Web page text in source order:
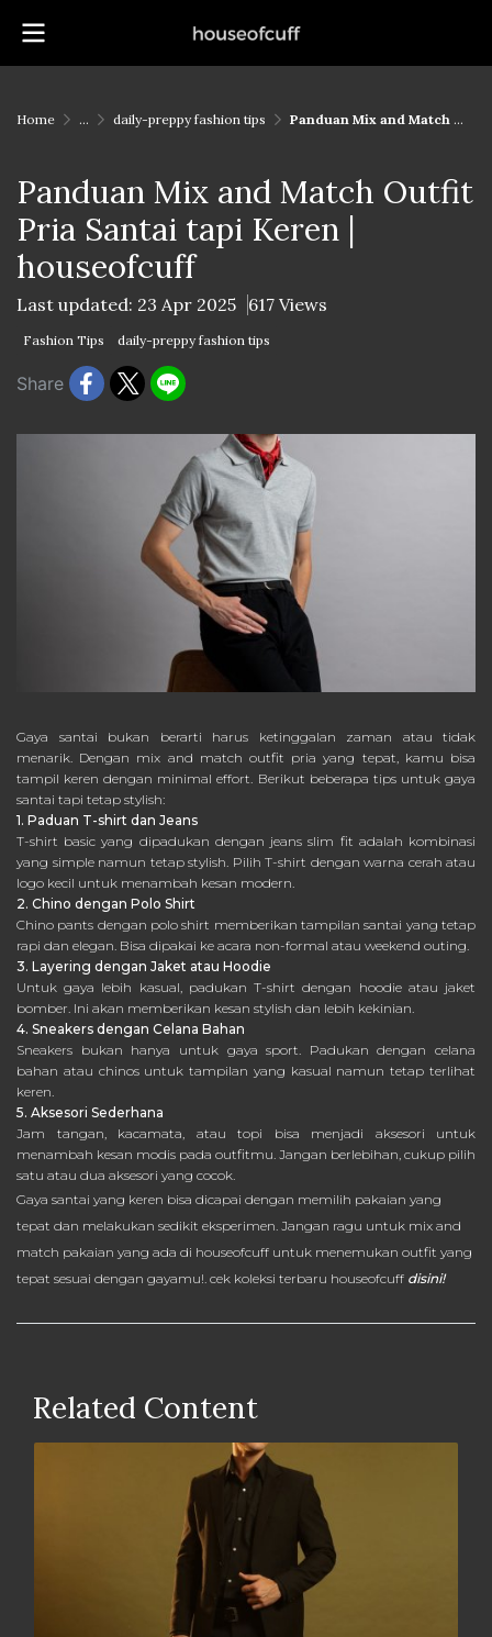
Home ... daily-preppy fashion tips Panduan Mix and Match Outfit Pria Santai tapi Keren | houseofcuff
Panduan Mix and Match Outfit
Pria Santai tapi Keren |
houseofcuff
Last updated: 23 Apr 2025 617 Views
Fashion Tips daily-preppy fashion tips
Share
Gaya santai bukan berarti harus ketinggalan zaman atau tidak
menarik. Dengan mix and match outfit pria yang tepat, kamu bisa
tampil keren dengan minimal effort. Berikut beberapa tips untuk gaya
santai tapi tetap stylish:
1. Paduan T-shirt dan Jeans
T-shirt basic yang dipadukan dengan jeans slim fit adalah kombinasi
yang simple namun tetap stylish. Pilih T-shirt dengan warna cerah atau
logo kecil untuk menambah kesan modern.
2. Chino dengan Polo Shirt
Chino pants dengan polo shirt memberikan tampilan santai yang tetap
rapi dan elegan. Bisa dipakai ke acara non-formal atau weekend outing.
3. Layering dengan Jaket atau Hoodie
Untuk gaya lebih kasual, padukan T-shirt dengan hoodie atau jaket
bomber. Ini akan memberikan kesan stylish dan lebih kekinian.
4. Sneakers dengan Celana Bahan
Sneakers bukan hanya untuk gaya sport. Padukan dengan celana
bahan atau chinos untuk tampilan yang kasual namun tetap terlihat
keren.
5. Aksesori Sederhana
Jam tangan, kacamata, atau topi bisa menjadi aksesori untuk
menambah kesan modis pada outfitmu. Jangan berlebihan, cukup pilih
satu atau dua aksesori yang cocok.
Gaya santai yang keren bisa dicapai dengan memilih pakaian yang
tepat dan melakukan sedikit eksperimen. Jangan ragu untuk mix and
match pakaian yang ada di houseofcuff untuk menemukan outfit yang
tepat sesuai dengan gayamu!. cek koleksi terbaru houseofcuff disini!
Related Content